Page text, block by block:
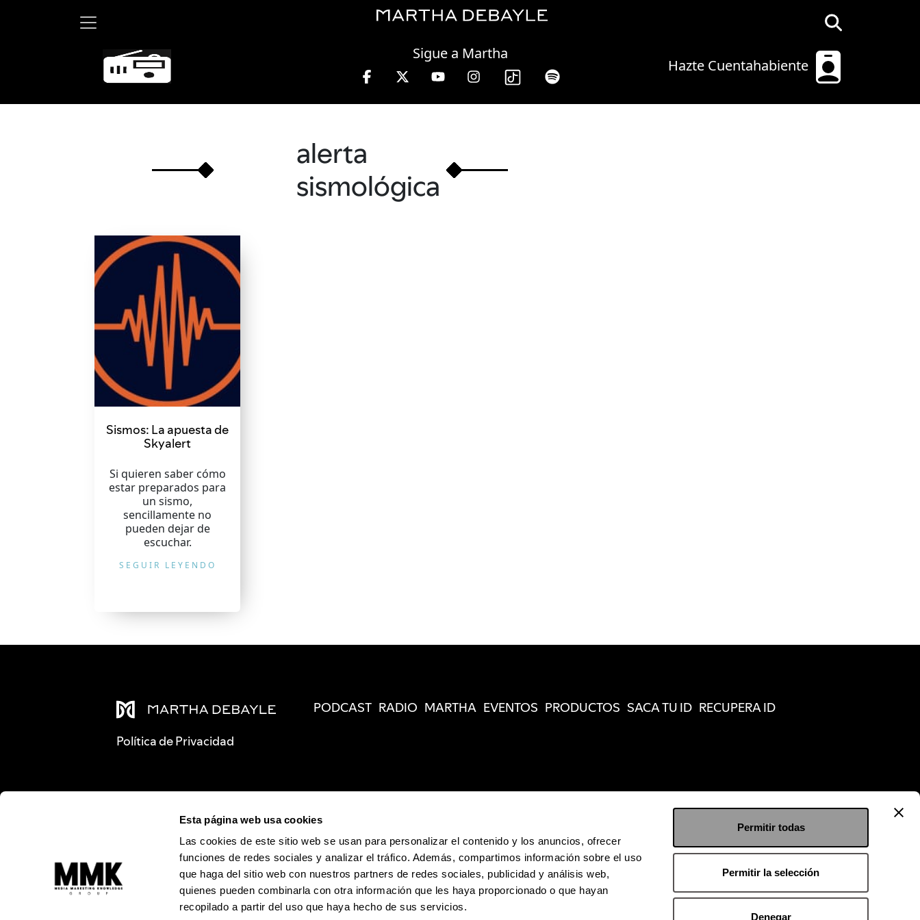
Esta página web usa cookies
Las cookies de este sitio web se usan para personalizar el contenido y los anuncios, ofrecer
funciones de redes sociales y analizar el tráfico. Además, compartimos información sobre el uso
que haga del sitio web con nuestros partners de redes sociales, publicidad y análisis web,
quienes pueden combinarla con otra información que les haya proporcionado o que hayan
recopilado a partir del uso que haya hecho de sus servicios.
Permitir todas
Permitir la selección
Denegar
Hazte Cuentahabiente
Sigue a Martha
Martha Debayle en W, lunes a viernes de 10 a 13 hrs.
alerta
sismológica
Sismos: La apuesta de
Skyalert
Si quieren saber cómo
estar preparados para
un sismo,
sencillamente no
pueden dejar de
escuchar.
SEGUIR LEYENDO
Política de Privacidad
PODCAST RADIO MARTHA EVENTOS PRODUCTOS SACA TU ID RECUPERA ID